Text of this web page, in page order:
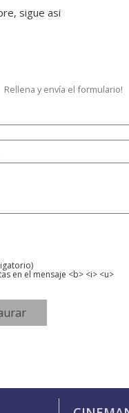
sigue asi
Rellena y envía el formulario!
en el mensaje <b> <i> <u>